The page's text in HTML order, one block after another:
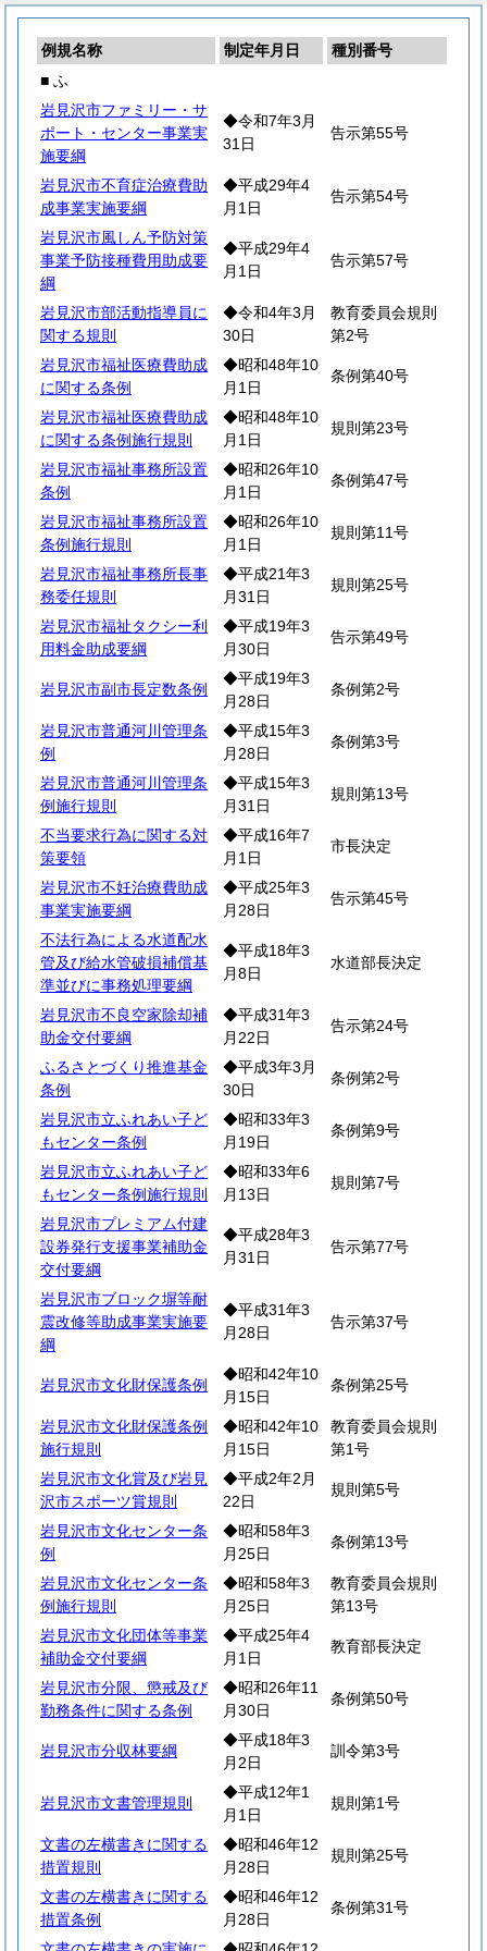
例規名称 制定年月日
種別番号
■ ふ
岩見沢市ファミリー・サ
ポート・センター事業実
施要綱
◆令和7年3月
31日
告示第55号
岩見沢市不育症治療費助
成事業実施要綱
◆平成29年4
月1日
告示第54号
岩見沢市風しん予防対策
事業予防接種費用助成要
綱
◆平成29年4
月1日
告示第57号
岩見沢市部活動指導員に
関する規則
◆令和4年3月
30日
教育委員会規則
第2号
岩見沢市福祉医療費助成
に関する条例
◆昭和48年10
月1日
条例第40号
岩見沢市福祉医療費助成
に関する条例施行規則
◆昭和48年10
月1日
規則第23号
岩見沢市福祉事務所設置
条例
◆昭和26年10
月1日
条例第47号
岩見沢市福祉事務所設置
条例施行規則
◆昭和26年10
月1日
規則第11号
岩見沢市福祉事務所長事
務委任規則
◆平成21年3
月31日
規則第25号
岩見沢市福祉タクシー利
用料金助成要綱
◆平成19年3
月30日
告示第49号
岩見沢市副市長定数条例
◆平成19年3
月28日
条例第2号
岩見沢市普通河川管理条
例
◆平成15年3
月28日
条例第3号
岩見沢市普通河川管理条
例施行規則
◆平成15年3
月31日
規則第13号
不当要求行為に関する対
策要領
◆平成16年7
月1日
市長決定
岩見沢市不妊治療費助成
事業実施要綱
◆平成25年3
月28日
告示第45号
不法行為による水道配水
管及び給水管破損補償基
準並びに事務処理要綱
◆平成18年3
月8日
水道部長決定
岩見沢市不良空家除却補
助金交付要綱
◆平成31年3
月22日
告示第24号
ふるさとづくり推進基金
条例
◆平成3年3月
30日
条例第2号
岩見沢市立ふれあい子ど
もセンター条例
◆昭和33年3
月19日
条例第9号
岩見沢市立ふれあい子ど
もセンター条例施行規則
◆昭和33年6
月13日
規則第7号
岩見沢市プレミアム付建
設券発行支援事業補助金
交付要綱
◆平成28年3
月31日
告示第77号
岩見沢市ブロック塀等耐
震改修等助成事業実施要
綱
◆平成31年3
月28日
告示第37号
岩見沢市文化財保護条例
◆昭和42年10
月15日
条例第25号
岩見沢市文化財保護条例
施行規則
◆昭和42年10
月15日
教育委員会規則
第1号
岩見沢市文化賞及び岩見
沢市スポーツ賞規則
◆平成2年2月
22日
規則第5号
岩見沢市文化センター条
例
◆昭和58年3
月25日
条例第13号
岩見沢市文化センター条
例施行規則
◆昭和58年3
月25日
教育委員会規則
第13号
岩見沢市文化団体等事業
補助金交付要綱
◆平成25年4
月1日
教育部長決定
岩見沢市分限、懲戒及び
勤務条件に関する条例
◆昭和26年11
月30日
条例第50号
岩見沢市分収林要綱
◆平成18年3
月2日
訓令第3号
岩見沢市文書管理規則
◆平成12年1
月1日
規則第1号
文書の左横書きに関する
措置規則
◆昭和46年12
月28日
規則第25号
文書の左横書きに関する
措置条例
◆昭和46年12
月28日
条例第31号